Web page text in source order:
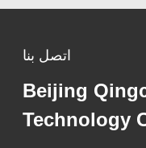
اتصل بنا
Beijing
Technology